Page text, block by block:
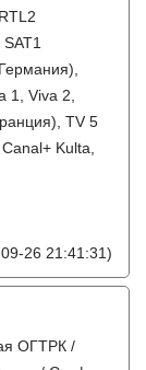
1, Viva 2,
TV 5
Kulta,
26 21:41:31)
ОГТРК /